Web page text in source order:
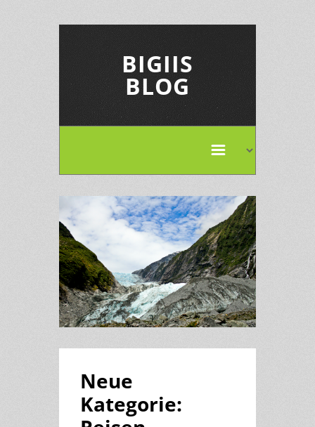
BIGIIS
BLOG
Neue
Kategorie: